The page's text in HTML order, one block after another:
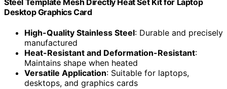
Desktop Graphics Card
High-Quality Stainless Steel: Durable and precisely
manufactured
Heat-Resistant and Deformation-Resistant:
Maintains shape when heated
Versatile Application: Suitable for laptops,
desktops, and graphics cards